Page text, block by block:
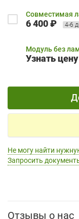
Совместимая
6 400 ₽ 4-6
Модуль без
Узнать цену
Не могу найти
Запросить
Отзывы о нас